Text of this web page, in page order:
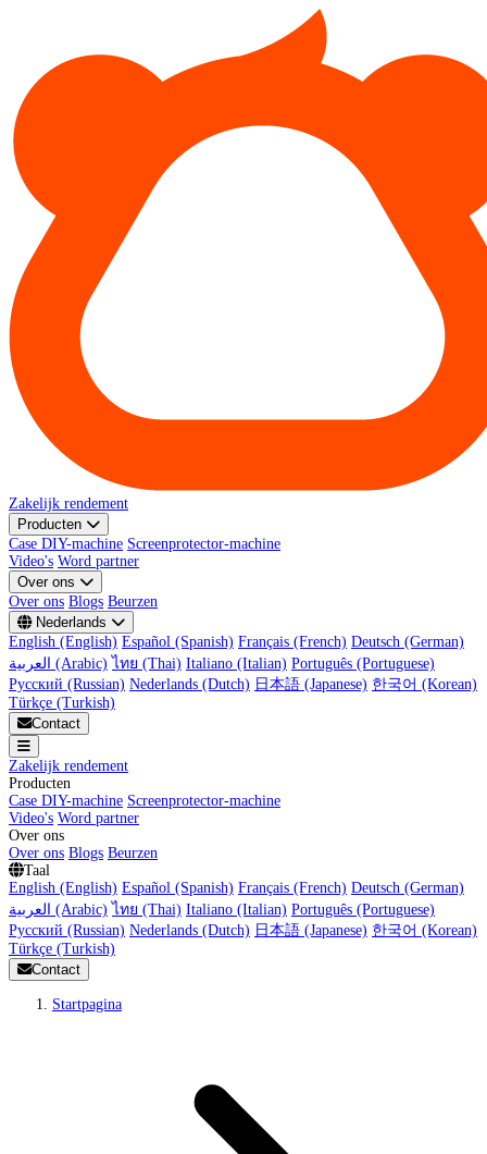
Zakelijk rendement
Producten
Case DIY-machine Screenprotector-machine
Video's Word partner
Over ons
Over ons Blogs Beurzen
Nederlands
English (English) Español (Spanish) Français (French) Deutsch (German)
العربية (Arabic) ไทย (Thai) Italiano (Italian) Português (Portuguese)
Русский (Russian) Nederlands (Dutch) 日本語 (Japanese) 한국어 (Korean)
Türkçe (Turkish)
Contact
Zakelijk rendement
Producten
Case DIY-machine Screenprotector-machine
Video's Word partner
Over ons
Over ons Blogs Beurzen
Taal
English (English) Español (Spanish) Français (French) Deutsch (German)
العربية (Arabic) ไทย (Thai) Italiano (Italian) Português (Portuguese)
Русский (Russian) Nederlands (Dutch) 日本語 (Japanese) 한국어 (Korean)
Türkçe (Turkish)
Contact
Startpagina